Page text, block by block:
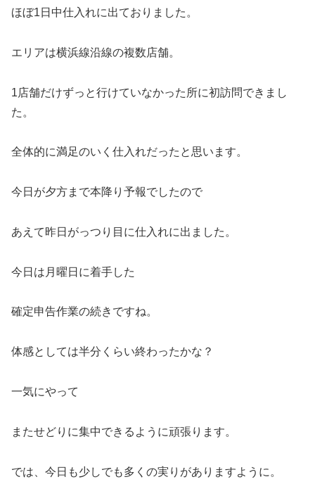
ほぼ1日中仕入れに出ておりました。
エリアは横浜線沿線の複数店舗。
1店舗だけずっと行けていなかった所に初訪問できまし
た。
全体的に満足のいく仕入れだったと思います。
今日が夕方まで本降り予報でしたので
あえて昨日がっつり目に仕入れに出ました。
今日は月曜日に着手した
確定申告作業の続きですね。
体感としては半分くらい終わったかな？
一気にやって
またせどりに集中できるように頑張ります。
では、今日も少しでも多くの実りがありますように。